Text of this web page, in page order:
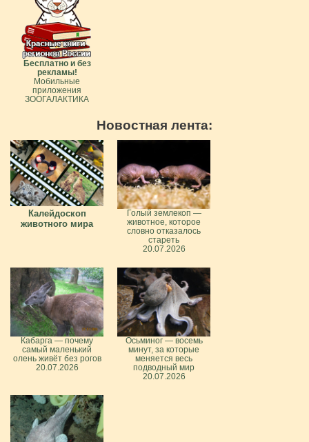
Бесплатно и без
рекламы!
Мобильные
приложения
ЗООГАЛАКТИКА
Новостная лента:
Калейдоскоп
животного мира
Голый землекоп —
животное, которое
словно отказалось
стареть
20.07.2026
Кабарга — почему
самый маленький
олень живёт без рогов
20.07.2026
Осьминог — восемь
минут, за которые
меняется весь
подводный мир
20.07.2026